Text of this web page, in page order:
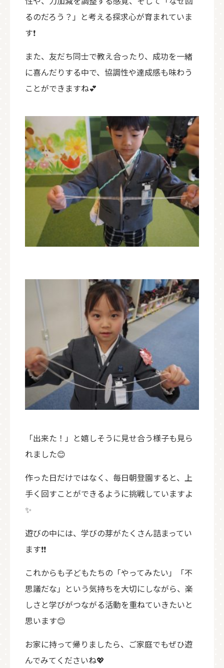
るのだろう？」と考える探求心が育まれていま
す❗
また、友だち同士で教え合ったり、成功を一緒
に喜んだりする中で、協調性や達成感も味わう
ことができますね💕
「出来た！」と嬉しそうに見せ合う様子も見ら
れました😊
作った日だけではなく、毎日朝登園すると、上
手く回すことができるように挑戦していますよ
✨
遊びの中には、学びの芽がたくさん詰まってい
ます❗❗
これからも子どもたちの「やってみたい」「不
思議だな」という気持ちを大切にしながら、楽
しさと学びがつながる活動を重ねていきたいと
思います😊
お家に持って帰りましたら、ご家庭でもぜひ遊
んでみてくださいね💖